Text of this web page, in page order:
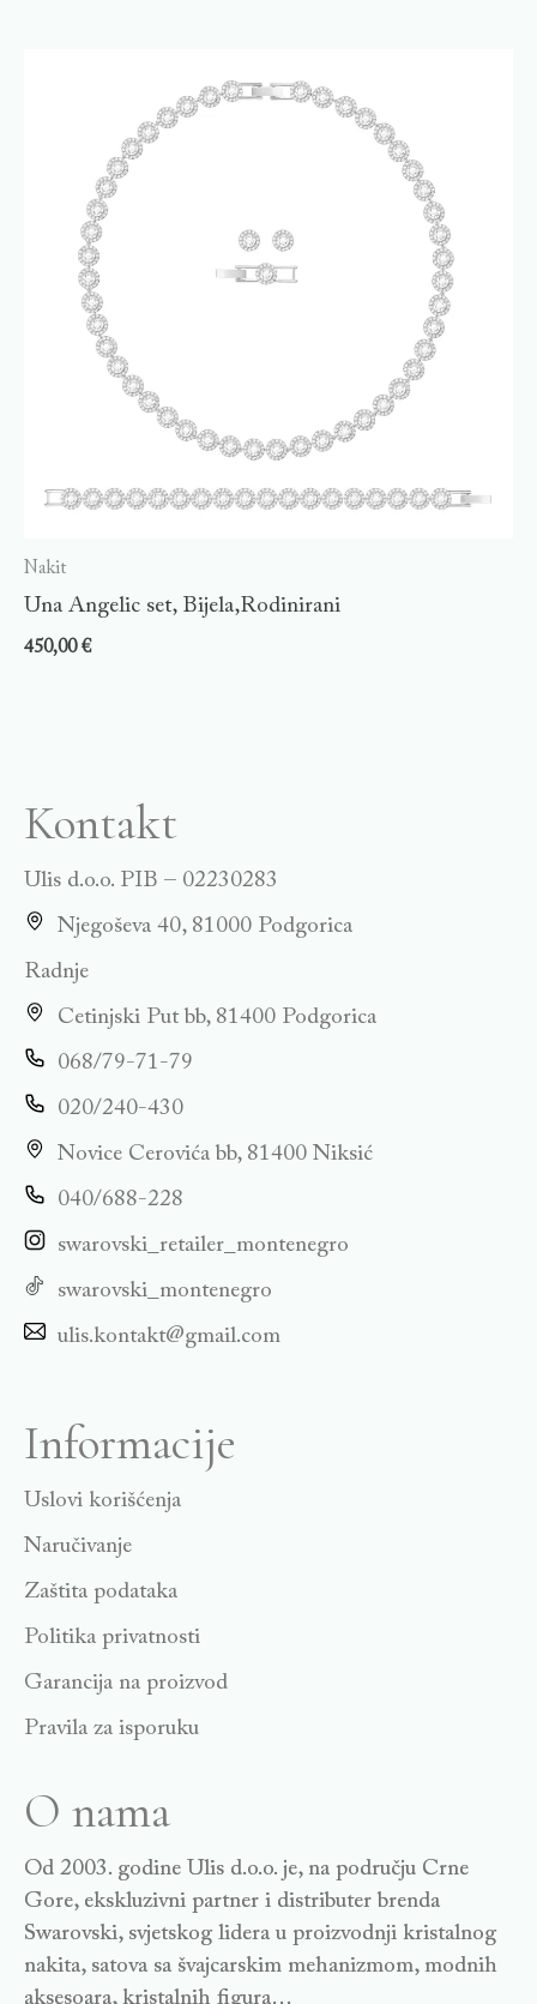
Nakit
Una Angelic set, Bijela,Rodinirani
450,00€
Kontakt
Ulis d.o.o. PIB – 02230283
Njegoševa 40, 81000 Podgorica
Radnje
Cetinjski Put bb, 81400 Podgorica
068/79-71-79
020/240-430
Novice Cerovića bb, 81400 Niksić
040/688-228
swarovski_retailer_montenegro
swarovski_montenegro
ulis.kontakt@gmail.com
Informacije
Uslovi korišćenja
Naručivanje
Zaštita podataka
Politika privatnosti
Garancija na proizvod
Pravila za isporuku
O nama
Od 2003. godine Ulis d.o.o. je, na području Crne
Gore, ekskluzivni partner i distributer brenda
Swarovski, svjetskog lidera u proizvodnji kristalnog
nakita, satova sa švajcarskim mehanizmom, modnih
aksesoara, kristalnih figura…